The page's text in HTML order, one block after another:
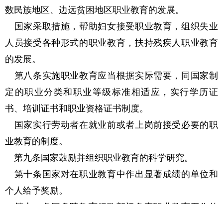
数民族地区、边远贫困地区职业教育的发展。
国家采取措施，帮助妇女接受职业教育，组织失业
人员接受各种形式的职业教育，扶持残疾人职业教育
的发展。
第八条实施职业教育应当根据实际需要，同国家制
定的职业分类和职业等级标准相适应，实行学历证
书、培训证书和职业资格证书制度。
国家实行劳动者在就业前或者上岗前接受必要的职
业教育的制度。
第九条国家鼓励并组织职业教育的科学研究。
第十条国家对在职业教育中作出显著成绩的单位和
个人给予奖励。